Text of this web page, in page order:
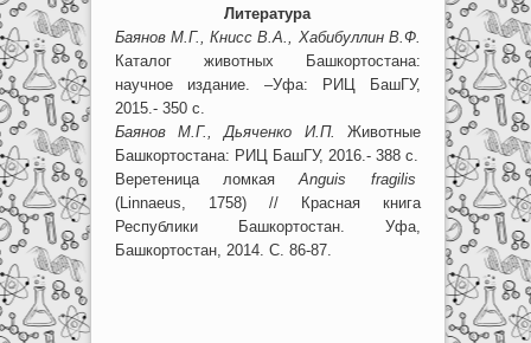
Литература
Баянов М.Г., Книсс В.А., Хабибуллин В.Ф.
Каталог животных Башкортостана:
научное издание. –Уфа: РИЦ БашГУ,
2015.- 350 с.
Баянов М.Г., Дьяченко И.П. Животные
Башкортостана: РИЦ БашГУ, 2016.- 388 с.
Веретеница ломкаяAnguis fragilis
(Linnaeus, 1758) // Красная книга
Республики Башкортостан. Уфа,
Башкортостан, 2014. С. 86-87.